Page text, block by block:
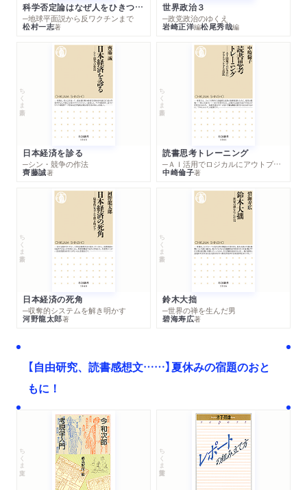
科学否定論はなぜ人をひきつけるのか
─地球平面説から反ワクチンまで
松村一志著
世界政治３
─政党政治のゆくえ
岩崎正洋編松尾秀哉編
ちくま新書
日本経済を診る
─シン・競争の作法
齊藤誠著
ちくま新書
読書思考トレーニング
─ＡＩ活用でロジカルにアウトプットする技法
中崎倫子著
ちくま新書
日本経済の死角
─収奪的システムを解き明かす
河野龍太郎著
ちくま新書
鈴木大拙
─世界の禅を生んだ男
碧海寿広著
【自由研究、読書感想文……】夏休みの宿題のおと
もに！
ちくま文庫 ちくま学芸文庫